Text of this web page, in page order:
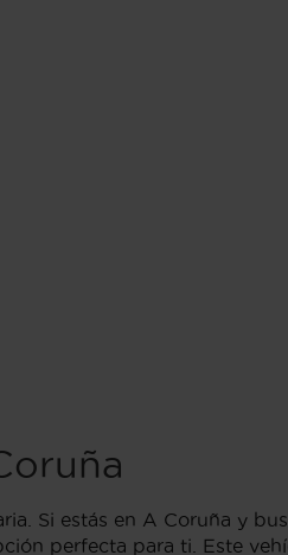
Si estás en A Coruña y
perfecta para ti. Este